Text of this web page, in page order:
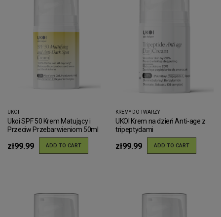
UKOI
Ukoi SPF 50 Krem Matujący i
Przeciw Przebarwieniom 50ml
zł99.99 ADD TO CART
KREMY DO TWARZY
UKOI Krem na dzień Anti-age z
tripeptydami
zł99.99 ADD TO CART